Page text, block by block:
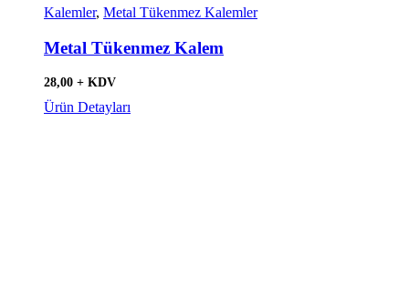
Kalemler, Metal Tükenmez Kalemler
Metal Tükenmez Kalem
28,00 + KDV
Ürün Detayları